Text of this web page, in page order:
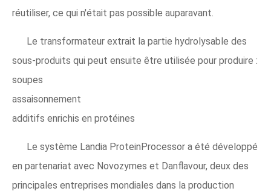
réutiliser, ce qui n'était pas possible auparavant.
Le transformateur extrait la partie hydrolysable des
sous-produits qui peut ensuite être utilisée pour produire :
soupes
assaisonnement
additifs enrichis en protéines
Le système Landia ProteinProcessor a été développé
en partenariat avec Novozymes et Danflavour, deux des
principales entreprises mondiales dans la production